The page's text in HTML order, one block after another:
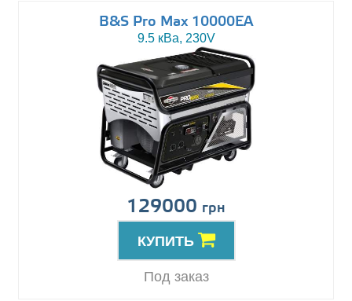
B&S Pro Max 10000EA
9.5 кВа, 230V
129000 грн
КУПИТЬ
Под заказ